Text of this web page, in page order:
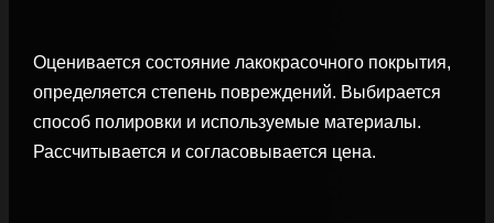
Оценивается состояние лакокрасочного покрытия,
определяется степень повреждений. Выбирается
способ полировки и используемые материалы.
Рассчитывается и согласовывается цена.